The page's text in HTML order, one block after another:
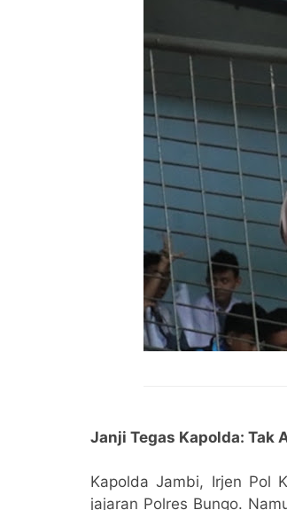
Janji Tegas Kapolda: Tak
Kapolda Jambi, Irjen Pol
jajaran Polres Bungo.